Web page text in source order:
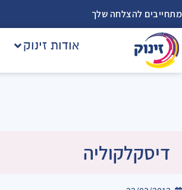
מתחייבים להצלחה שלך
אודות זינוק
דיסקלקוליה